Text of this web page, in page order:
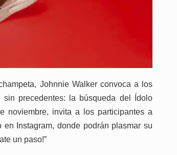
Johnnie Walker convoca a los
precedentes: la búsqueda del Ídolo
noviembre, invita a los participantes a
Instagram, donde podrán plasmar su
un paso!”